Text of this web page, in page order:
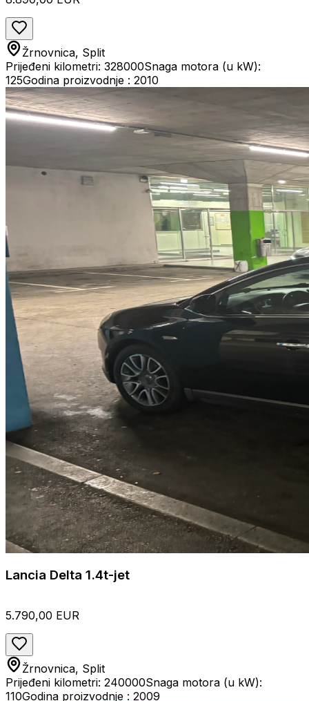
Žrnovnica, Split
Prijeđeni kilometri: 328000Snaga motora (u kW):
125Godina proizvodnje : 2010
Lancia Delta 1.4t-jet
5.790,00 EUR
Žrnovnica, Split
Prijeđeni kilometri: 240000Snaga motora (u kW):
110Godina proizvodnje : 2009